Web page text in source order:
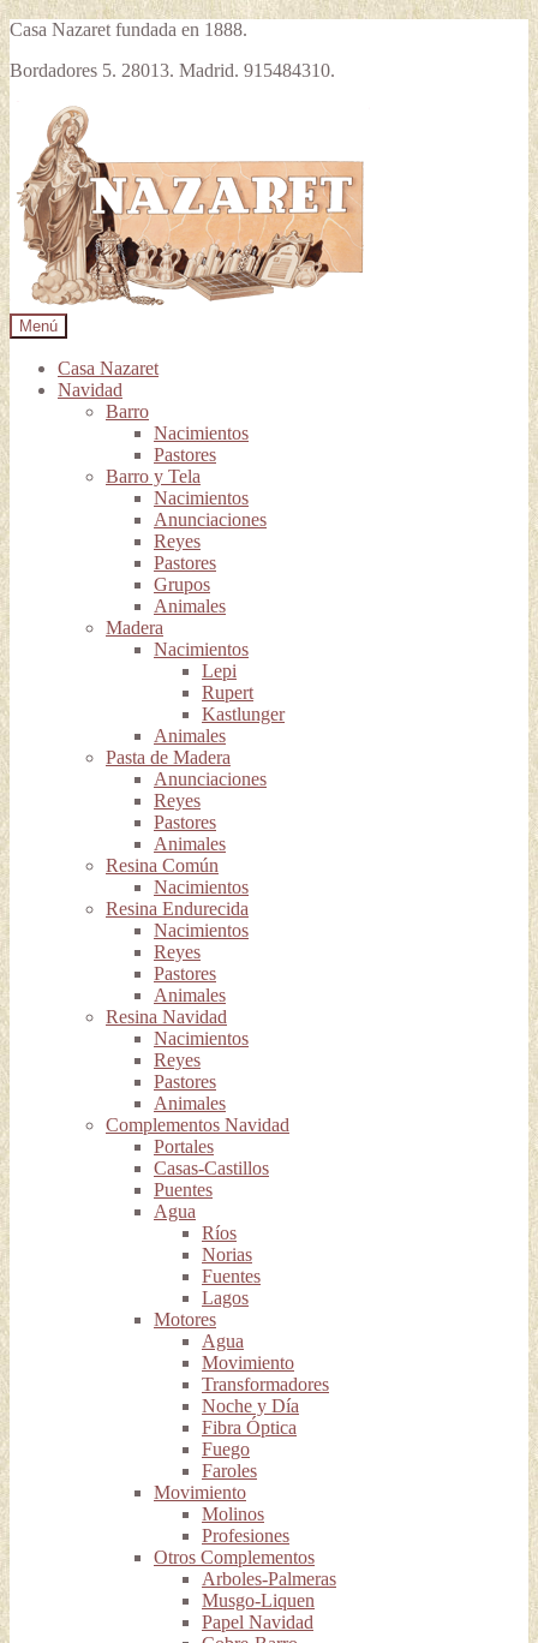
Casa Nazaret fundada en 1888.
Bordadores 5. 28013. Madrid. 915484310.
la
navegación
contenido
Menú
Casa Nazaret
Navidad
Barro
Nacimientos
Pastores
Barro y Tela
Nacimientos
Anunciaciones
Reyes
Pastores
Grupos
Animales
Madera
Nacimientos
Lepi
Rupert
Kastlunger
Animales
Pasta de Madera
Anunciaciones
Reyes
Pastores
Animales
Resina Común
Nacimientos
Resina Endurecida
Nacimientos
Reyes
Pastores
Animales
Resina Navidad
Nacimientos
Reyes
Pastores
Animales
Complementos Navidad
Portales
Casas-Castillos
Puentes
Agua
Ríos
Norias
Fuentes
Lagos
Motores
Agua
Movimiento
Transformadores
Noche y Día
Fibra Óptica
Fuego
Faroles
Movimiento
Molinos
Profesiones
Otros Complementos
Arboles-Palmeras
Musgo-Liquen
Papel Navidad